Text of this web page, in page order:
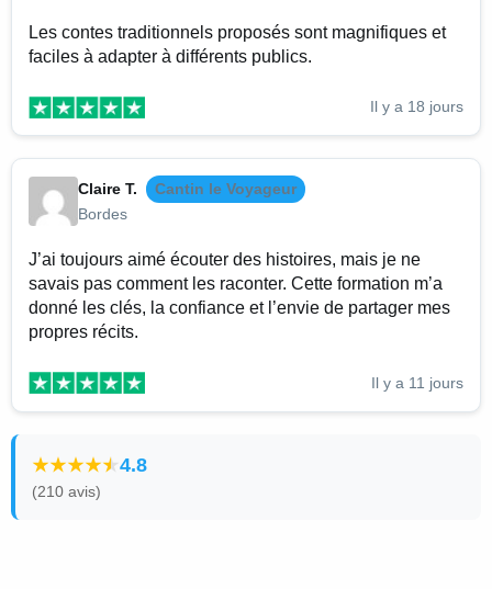
Les contes traditionnels proposés sont magnifiques et
faciles à adapter à différents publics.
Il y a 18 jours
Claire T.
Cantin le Voyageur
Bordes
J’ai toujours aimé écouter des histoires, mais je ne
savais pas comment les raconter. Cette formation m’a
donné les clés, la confiance et l’envie de partager mes
propres récits.
Il y a 11 jours
4.8
(210 avis)